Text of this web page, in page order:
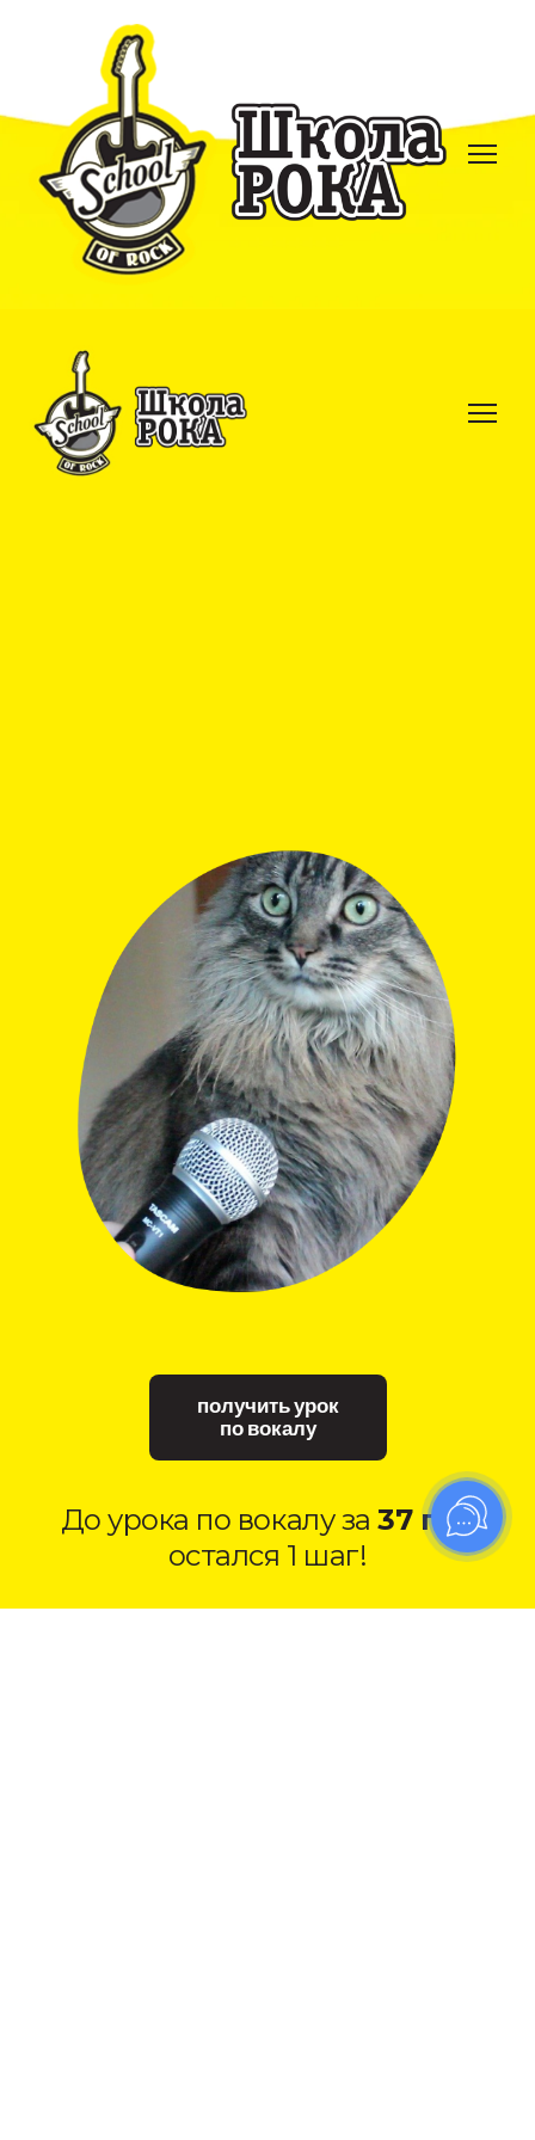
получить урок
по вокалу
До урока по вокалу за37 грн
остался 1 шаг!